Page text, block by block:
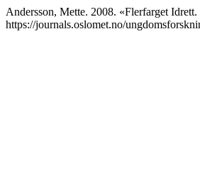
Andersson, Mette. 2008. «Flerfarget
https://journals.oslomet.no/